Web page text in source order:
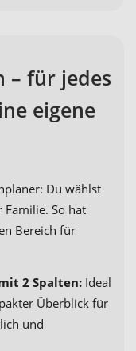
– für jedes
eigene
Du wählst
Familie. So hat
Bereich für
2 Spalten: Ideal
Überblick für
und